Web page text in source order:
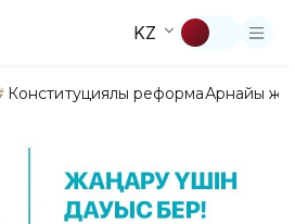
KZ
Конституциялық реформаАрнайы